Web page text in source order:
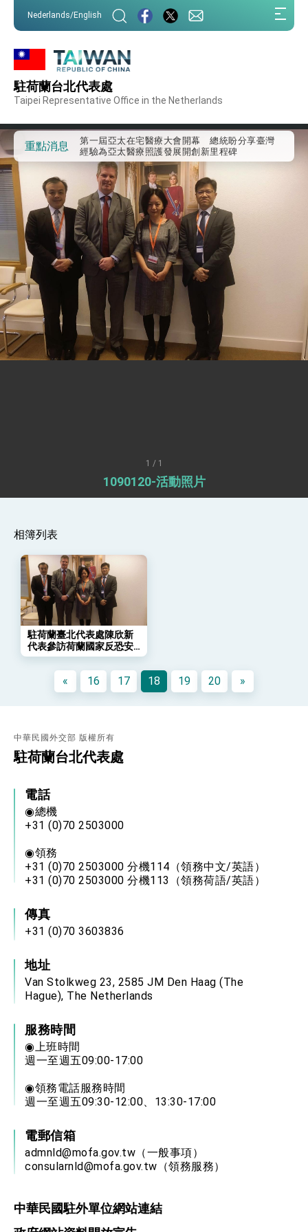
Nederlands/English
駐荷蘭台北代表處
Taipei Representative Office in the Netherlands
重點消息
外交部重要言論
事處」，進一步深化台美交流合作
第一屆亞太在宅醫療大會開幕 總統盼分享臺灣
經驗為亞太醫療照護發展開創新里程碑
外交部發布WHA文宣影片「台灣醫療點亮世界」
及「台灣智慧醫療與健康產業展」預告短片，向
世界展現台灣守護全球健康的創新能量
總統出訪史瓦帝尼返國談話 強調臺灣人有權利
走向世界 盼與理念相近國家共同維護國際秩序
堅定走向世界 賴總統抵達史瓦帝尼王國進行國是
訪問
總統與五院院長新春茶敘 盼化分歧為團結、為
國家邁出合作第一步
總統農曆春節談話
台美貿易協議完成簽署達成6大目標、創5大歷史
性突破 總統強調將以3大面向加速臺灣經濟轉型
升級 籲請立院全力支持並盡速通過
臺美簽署「對等貿易協定」確立對等關稅15%且不
疊加 我輸美2072項產品豁免對等關稅
領 下一個世代的繁榮
外交部長林佳龍接受印尼「時代雜誌」專訪，闡
述印太安全局勢，籲深化台印尼半導體供應鏈合
外交部長林佳龍午宴歡迎美國聯邦參議員蓋耶哥
臺美經貿談判獲階段性成果 卓揆期勉爭取時間完
成「臺美對等貿易協定」簽署
卓揆：臺美關稅談判階段性結果有助臺灣取得有
利戰略地位 全力支持「臺美對等貿易協定」簽署
外交部與數位發展部攜手合作，整合台灣雄厚數
位實力，達成固邦榮邦目標
外交部長林佳龍主持第35次「參與亞太經濟合作
策略小組」跨部會會議
「總合外交」與台歐美日關係深化
總統以「韌性之島，希望之光」為題發表2026新
命運
變局中 奮起的新臺灣 總統發表國慶演說
外交部重要言論
我國政府將在美國亞利桑納州設立「駐鳳凰城辦
1 / 1
1090120-活動照片
相簿列表
駐荷蘭臺北代表處陳欣新
代表參訪荷蘭國家反恐安
全協調組織（NCTV)危機
處理中心(2020-01-20，
« 16 17 18 19 20 »
中華民國外交部 版權所有
駐荷蘭台北代表處
電話
◉總機
+31 (0)70 2503000
◉領務
+31 (0)70 2503000 分機114（領務中文/英語）
+31 (0)70 2503000 分機113（領務荷語/英語）
傳真
+31 (0)70 3603836
地址
Van Stolkweg 23, 2585 JM Den Haag (The
Hague), The Netherlands
服務時間
◉上班時間
週一至週五09:00-17:00
◉領務電話服務時間
週一至週五09:30-12:00、13:30-17:00
電郵信箱
admnld@mofa.gov.tw （一般事項）
consularnld@mofa.gov.tw （領務服務）
中華民國駐外單位網站連結